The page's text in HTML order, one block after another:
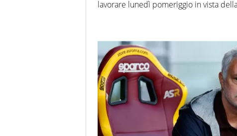
lavorare lunedì pomeriggio in vista